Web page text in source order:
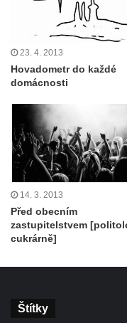
23. 4. 2013
Hovadometr do každé
domácnosti
14. 3. 2013
Před obecním
zastupitelstvem
cukrárně]
Štítky